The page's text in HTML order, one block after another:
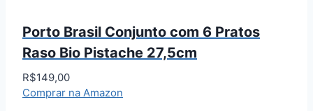
Porto Brasil Conjunto com 6 Pratos
Raso Bio Pistache 27,5cm
R$149,00
Comprar na Amazon